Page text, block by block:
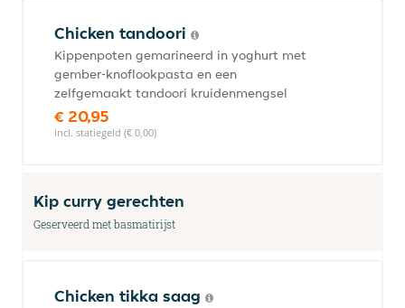
Chicken tandoori
Kippenpoten gemarineerd in yoghurt met
gember-knoflookpasta en een
zelfgemaakt tandoori kruidenmengsel
€ 20,95
incl. statiegeld (€ 0,00)
Kip curry gerechten
Geserveerd met basmatirijst
Chicken tikka saag